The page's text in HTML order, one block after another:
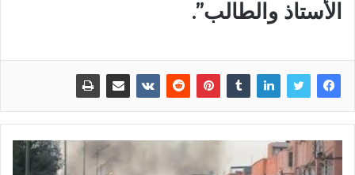
الأستاذ والطالب”.